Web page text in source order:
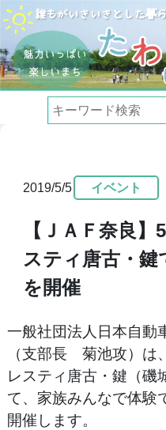
2019/5/5 イベント
【ＪＡＦ奈良
スティ唐古・鍵
を開催
一般社団法人日本自動
（支部長 菊池攻）は
レスティ唐古・鍵（磯
て、家族みんなで体験
開催します。